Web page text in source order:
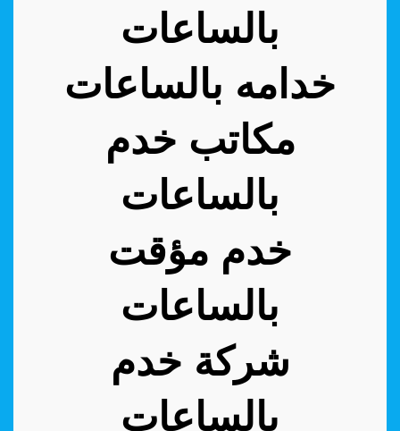
بالساعات
خدامه بالساعات
مكاتب خدم
بالساعات
خدم مؤقت
بالساعات
شركة خدم
بالساعات